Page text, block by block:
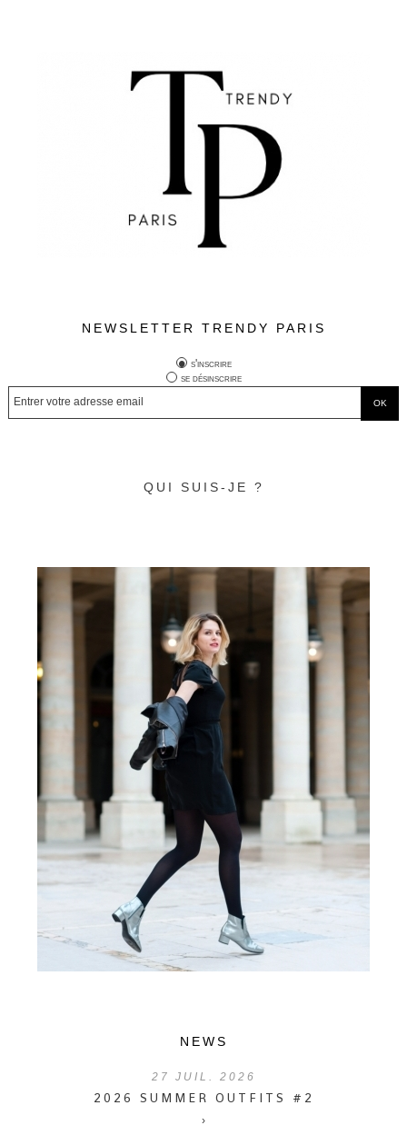
NEWSLETTER TRENDY PARIS
s'inscrire
se désinscrire
QUI SUIS-JE ?
NEWS
27 JUIL. 2026
2026 SUMMER OUTFITS #2
›